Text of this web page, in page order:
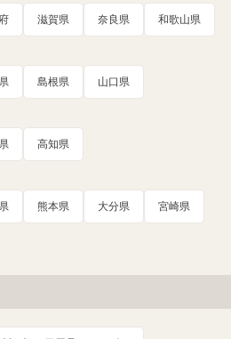
滋賀県 奈良県 和歌山県
島根県 山口県
高知県
熊本県 大分県 宮崎県